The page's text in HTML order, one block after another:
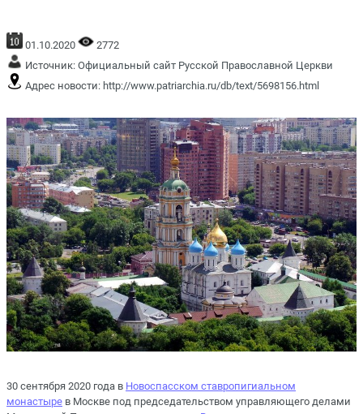
01.10.2020
2772
Источник: Официальный сайт Русской Православной Церкви
Адрес новости: http://www.patriarchia.ru/db/text/5698156.html
30 сентября 2020 года в Новоспасском ставропигиальном
монастыре в Москве под председательством управляющего делами